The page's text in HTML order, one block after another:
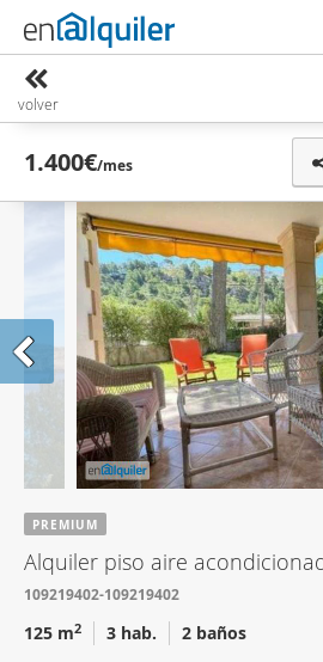
volver
1.400€/mes
PREMIUM
Alquiler piso aire
109219402-109219402
125 m2 3 hab.
2 baños